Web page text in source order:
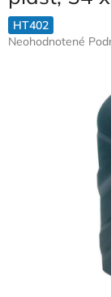
HT402
Priemerné
Neohodnotené